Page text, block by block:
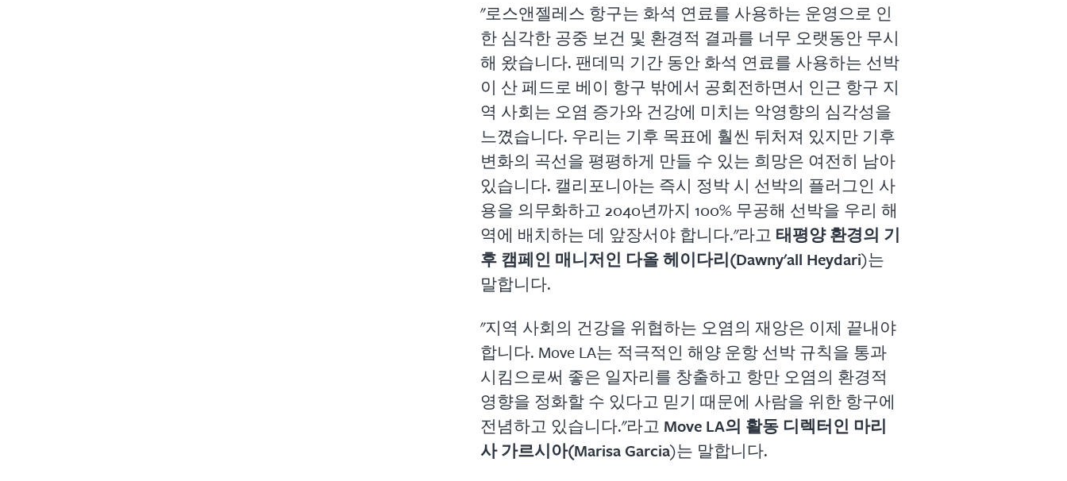
"로스앤젤레스 항구는 화석 연료를 사용하는 운영으로 인
한 심각한 공중 보건 및 환경적 결과를 너무 오랫동안 무시
해 왔습니다. 팬데믹 기간 동안 화석 연료를 사용하는 선박
이 산 페드로 베이 항구 밖에서 공회전하면서 인근 항구 지
역 사회는 오염 증가와 건강에 미치는 악영향의 심각성을
느꼈습니다. 우리는 기후 목표에 훨씬 뒤처져 있지만 기후
변화의 곡선을 평평하게 만들 수 있는 희망은 여전히 남아
있습니다. 캘리포니아는 즉시 정박 시 선박의 플러그인 사
용을 의무화하고 2040년까지 100% 무공해 선박을 우리 해
역에 배치하는 데 앞장서야 합니다."라고 태평양 환경의 기
후 캠페인 매니저인 다올 헤이다리(Dawny'all Heydari)는
말합니다.
"지역 사회의 건강을 위협하는 오염의 재앙은 이제 끝내야
합니다. Move LA는 적극적인 해양 운항 선박 규칙을 통과
시킴으로써 좋은 일자리를 창출하고 항만 오염의 환경적
영향을 정화할 수 있다고 믿기 때문에 사람을 위한 항구에
전념하고 있습니다."라고 Move LA의 활동 디렉터인 마리
사 가르시아(Marisa Garcia)는 말합니다.